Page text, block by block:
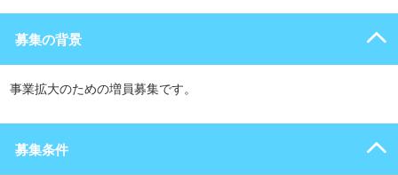
募集の背景
事業拡大のための増員募集です。
募集条件